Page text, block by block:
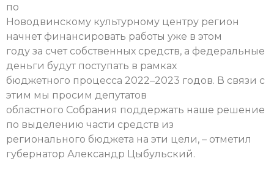
по
Новодвинскому культурному центру регион
начнет финансировать работы уже в этом
году за счет собственных средств, а федеральные
деньги будут поступать в рамках
бюджетного процесса 2022–2023 годов. В связи с
этим мы просим депутатов
областного Собрания поддержать наше решение
по выделению части средств из
регионального бюджета на эти цели, – отметил
губернатор Александр Цыбульский.